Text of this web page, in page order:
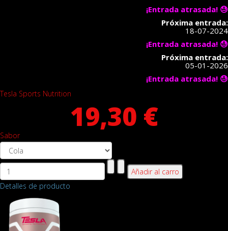
¡Entrada atrasada! 😓
Próxima entrada:
18-07-2024
¡Entrada atrasada! 😓
Próxima entrada:
05-01-2026
¡Entrada atrasada! 😓
Tesla Sports Nutrition
19,30 €
Sabor
Detalles de producto